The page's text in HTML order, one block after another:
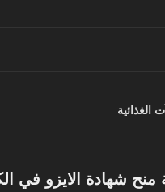
الغذائية
منح شهادة الايزو في